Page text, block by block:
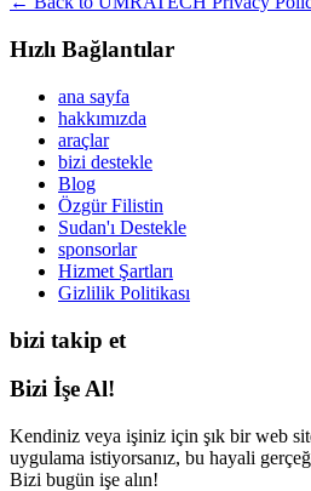
Hızlı Bağlantılar
ana sayfa
hakkımızda
araçlar
bizi destekle
Blog
Özgür Filistin
Sudan'ı Destekle
sponsorlar
Hizmet Şartları
Gizlilik Politikası
bizi takip et
Bizi İşe Al!
Kendiniz veya işiniz için şık bir web
uygulama istiyorsanız, bu hayali
Bizi bugün işe alın!